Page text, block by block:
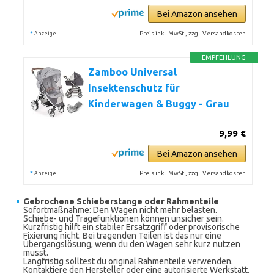
Bei Amazon ansehen
* Anzeige Preis inkl. MwSt., zzgl. Versandkosten
EMPFEHLUNG
Zamboo Universal
Insektenschutz für
Kinderwagen & Buggy - Grau
9,99 €
Bei Amazon ansehen
* Anzeige Preis inkl. MwSt., zzgl. Versandkosten
Gebrochene Schieberstange oder Rahmenteile
Sofortmaßnahme: Den Wagen nicht mehr belasten.
Schiebe- und Tragefunktionen können unsicher sein.
Kurzfristig hilft ein stabiler Ersatzgriff oder provisorische
Fixierung nicht. Bei tragenden Teilen ist das nur eine
Übergangslösung, wenn du den Wagen sehr kurz nutzen
musst.
Langfristig solltest du original Rahmenteile verwenden.
Kontaktiere den Hersteller oder eine autorisierte Werkstatt.